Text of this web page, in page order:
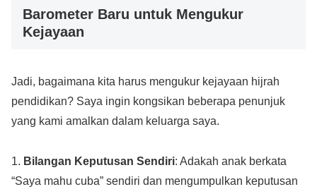
Barometer Baru untuk Mengukur
Kejayaan
Jadi, bagaimana kita harus mengukur kejayaan hijrah
pendidikan? Saya ingin kongsikan beberapa penunjuk
yang kami amalkan dalam keluarga saya.
1. Bilangan Keputusan Sendiri: Adakah anak berkata
“Saya mahu cuba” sendiri dan mengumpulkan keputusan